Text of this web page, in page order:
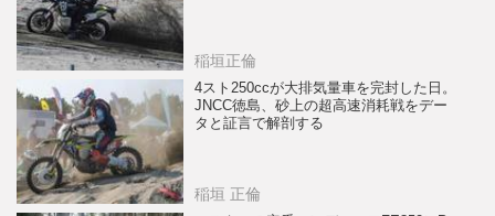
稲垣正倫
4スト250ccが大排気量車を完封した日。
JNCC徳島、砂上の超高速消耗戦をデー
タと証言で解剖する
稲垣 正倫